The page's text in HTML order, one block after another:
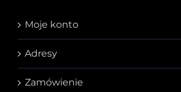
Moje konto
Adresy
Zamówienie